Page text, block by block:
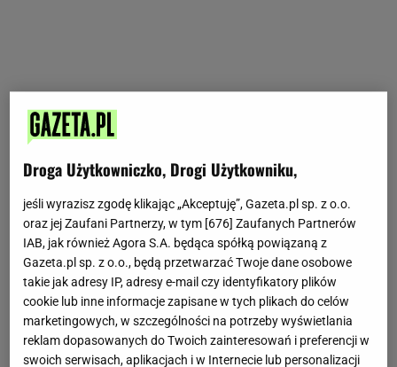
Droga Użytkowniczko, Drogi Użytkowniku,
jeśli wyrazisz zgodę klikając „Akceptuję”, Gazeta.pl sp. z o.o.
oraz jej Zaufani Partnerzy, w tym [676] Zaufanych Partnerów
IAB, jak również Agora S.A. będąca spółką powiązaną z
Gazeta.pl sp. z o.o., będą przetwarzać Twoje dane osobowe
takie jak adresy IP, adresy e-mail czy identyfikatory plików
cookie lub inne informacje zapisane w tych plikach do celów
marketingowych, w szczególności na potrzeby wyświetlania
reklam dopasowanych do Twoich zainteresowań i preferencji w
swoich serwisach, aplikacjach i w Internecie lub personalizacji